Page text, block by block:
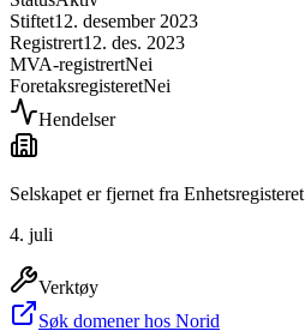
Stiftet12. desember 2023
Registrert12. des. 2023
MVA-registrertNei
ForetaksregisteretNei
Hendelser
Selskapet er fjernet fra Enhetsregisteret
4. juli
Verktøy
Søk domener hos Norid